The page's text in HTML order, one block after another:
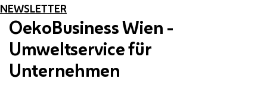
NEWSLETTER
OekoBusiness Wien -
Umweltservice für
Unternehmen